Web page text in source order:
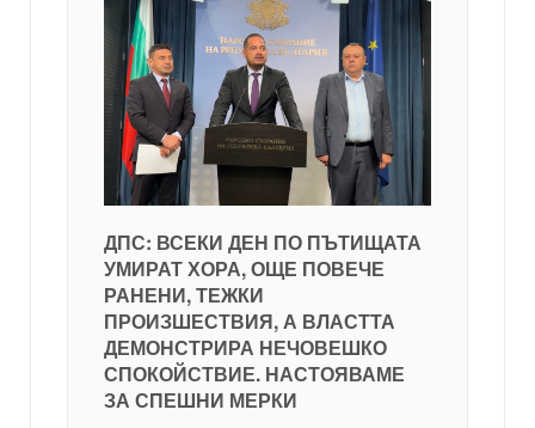
ДПС: ВСЕКИ ДЕН ПО ПЪТИЩАТА
УМИРАТ ХОРА, ОЩЕ ПОВЕЧЕ
РАНЕНИ, ТЕЖКИ
ПРОИЗШЕСТВИЯ, А ВЛАСТТА
ДЕМОНСТРИРА НЕЧОВЕШКО
СПОКОЙСТВИЕ. НАСТОЯВАМЕ
ЗА СПЕШНИ МЕРКИ